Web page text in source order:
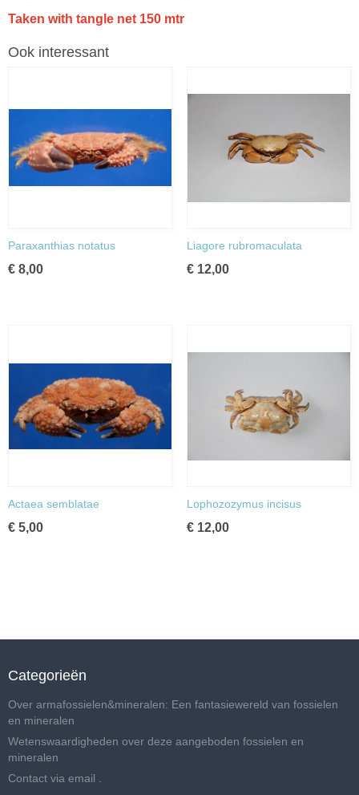
Taken with tangle net 150 mtr
Ook interessant
Paraxanthias notatus
€ 8,00
Liagore rubromaculata
€ 12,00
Actaea semblatae
€ 5,00
Lophozozymus incisus
€ 12,00
Categorieën
Over armafossielen&mineralen: Een fantasiewereld van fossielen
en mineralen
Wetenswaardigheden over deze aangeboden fossielen en
mineralen
Contact via email .